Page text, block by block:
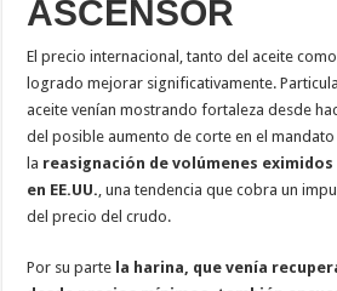
ASCENSOR
El precio internacional, tanto del aceite
logrado mejorar significativamente.
aceite venían mostrando fortaleza desde
del posible aumento de corte en el
la reasignación de volúmenes
en EE.UU. , una tendencia que cobra un
del precio del crudo.
Por su parte la harina, que venía